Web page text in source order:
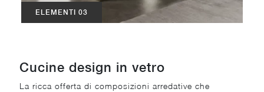
ELEMENTI 03
Cucine design in vetro
La ricca offerta di composizioni arredative che